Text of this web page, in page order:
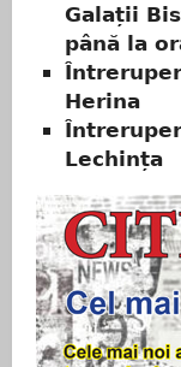
Galații
până la
Herina
Lechința